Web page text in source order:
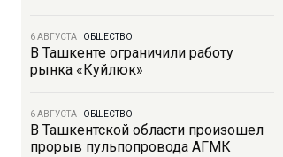
6 АВГУСТА ОБЩЕСТВО
В Ташкенте ограничили работу
рынка «Куйлюк»
6 АВГУСТА ОБЩЕСТВО
В Ташкентской области произошел
прорыв пульпопровода АГМК